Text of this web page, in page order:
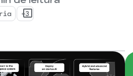
do desenvolvimento.
+3